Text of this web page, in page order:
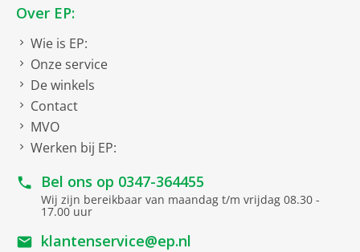
Over EP:
Wie is EP:
Onze service
De winkels
Contact
MVO
Werken bij EP:
Bel ons op 0347-364455
Wij zijn bereikbaar van maandag t/m vrijdag 08.30 -
17.00 uur
klantenservice@ep.nl